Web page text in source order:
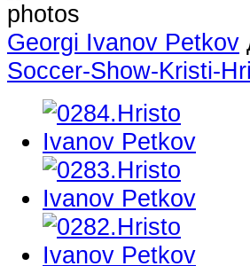
Georgi Ivanov Petkov
Soccer-Show-Kristi-